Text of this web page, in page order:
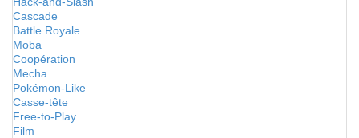
Cascade
Battle Royale
Moba
Coopération
Mecha
Pokémon-Like
Casse-tête
Free-to-Play
Film